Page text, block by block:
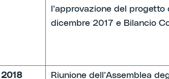
l’approvazione del progetto
dicembre 2017 e Bilancio
Riunione dell’Assemblea